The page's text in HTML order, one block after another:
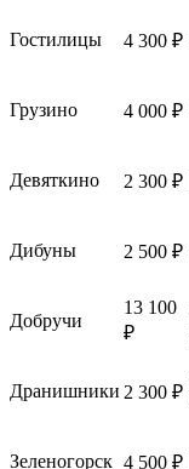
Гостилицы 4 300 ₽
Грузино 4 000 ₽
Девяткино 2 300 ₽
Дибуны 2 500 ₽
Добручи
13 100
₽
Дранишники 2 300 ₽
Зеленогорск 4 500 ₽